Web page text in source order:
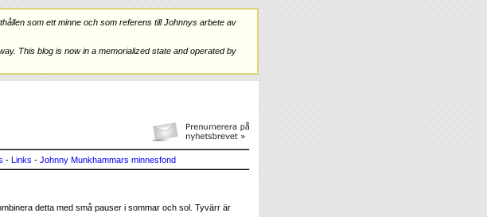
som ett minne och som referens till Johnnys arbete av
This blog is now in a memorialized state and operated by
- Links - Johnny Munkhammars minnesfond
detta med små pauser i sommar och sol. Tyvärr är